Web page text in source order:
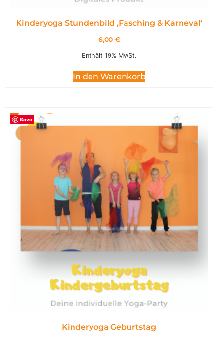
Kinderyoga Stundenbild ,Fasching & Karneval‘
6,00 €
Enthält 19% MwSt.
In den Warenkorb
Save
Kinderyoga Geburtstag